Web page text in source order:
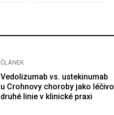
ČLÁNEK
Vedolizumab vs. ustekinumab
u Crohnovy choroby jako léčivo
druhé linie v klinické praxi